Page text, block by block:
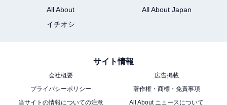
傍観者・加害者も同程度の苦痛という研究結
果…池上彰が親に伝えたい「いじめ」の真実
All About
All About Japan
イチオシ
サイト情報
会社概要
広告掲載
プライバシーポリシー
著作権・商標・免責事項
当サイトの情報についての注意
All About ニュースについて